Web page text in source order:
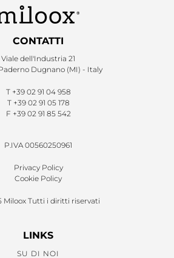
CONTATTI
Viale dell'Industria 21
Dugnano (MI) - Italy
T +39 02 91 04 958
T +39 02 91 05 178
F +39 02 91 85 542
P.IVA 00560250961
Privacy Policy
Cookie Policy
Miloox Tutti i diritti riservati
LINKS
SU DI NOI